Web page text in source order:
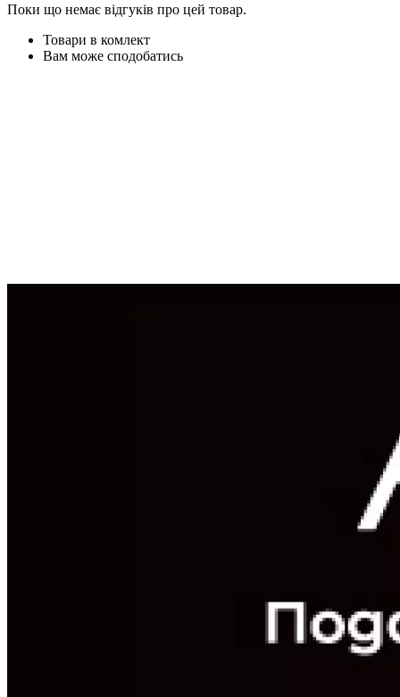
Поки що немає відгуків про цей товар.
Товари в комлект
Вам може сподобатись